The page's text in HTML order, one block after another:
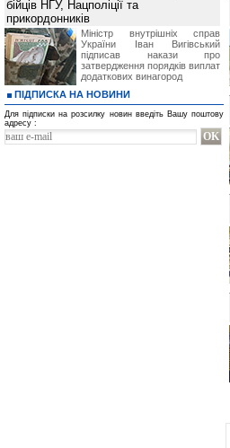
бійців НГУ, Нацполіції та
прикордонників
Міністр внутрішніх справ
України Іван Вигівський
підписав накази про
затвердження порядків виплат
додаткових винагород
ПІДПИСКА НА НОВИНИ
Для підписки на розсилку новин введіть Вашу поштову
адресу :